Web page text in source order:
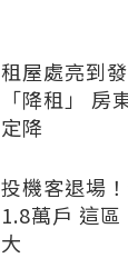
租屋處亮到
「降租」 房
定降
投機客退場
1.8萬戶 這
大